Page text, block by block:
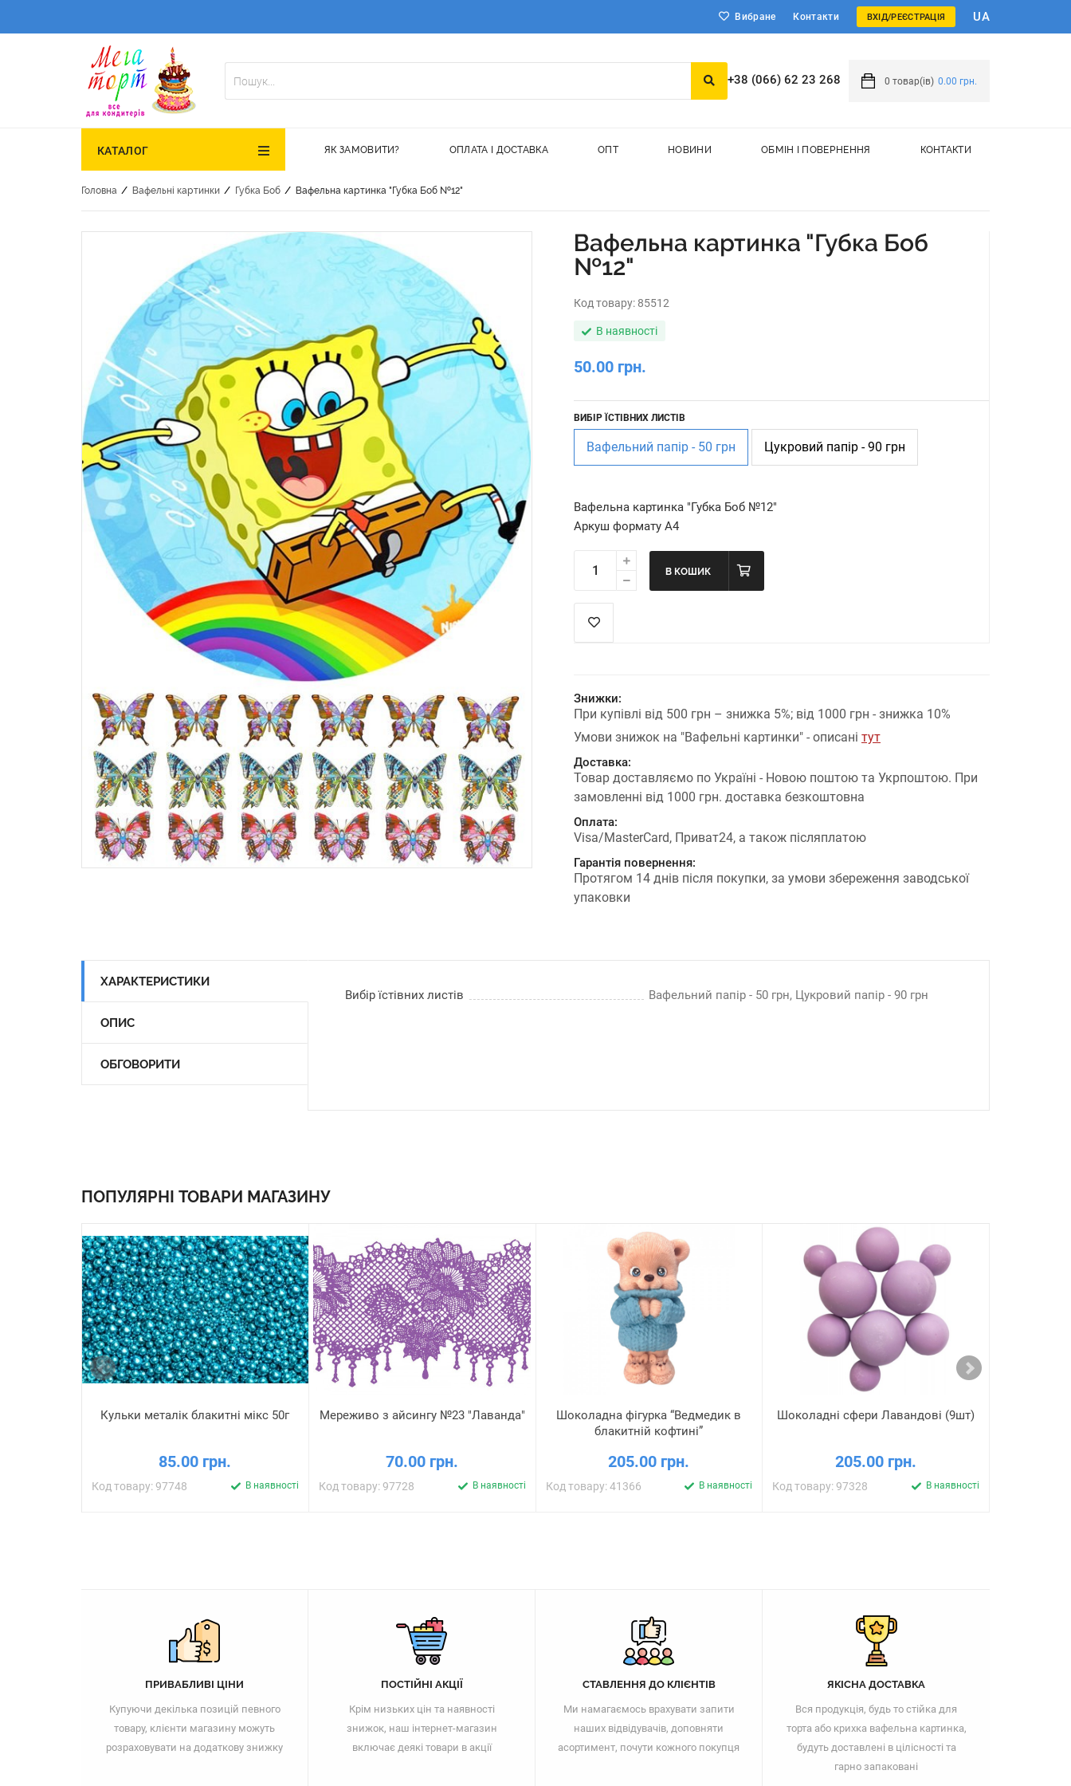
Вибране Контакти ВХІД/РЕЄСТРАЦІЯ UA
+38 (066) 62 23 268 0 товар(ів) 0.00 грн.
КАТАЛОГ ЯК ЗАМОВИТИ? ОПЛАТА І ДОСТАВКА ОПТ НОВИНИ ОБМІН І ПОВЕРНЕННЯ КОНТАКТИ
Головна / Вафельні картинки / Губка Боб / Вафельна картинка "Губка Боб №12"
Вафельна картинка "Губка Боб
№12"
Код товару: 85512
В наявності
50.00 грн.
ВИБІР ЇСТІВНИХ ЛИСТІВ
Вафельний папір - 50 грн Цукровий папір - 90 грн
Вафельна картинка "Губка Боб №12"
Аркуш формату А4
В КОШИК
Знижки:
При купівлі від 500 грн – знижка 5%; від 1000 грн - знижка 10%
Умови знижок на "Вафельні картинки" - описані тут
Доставка:
Товар доставляємо по Україні - Новою поштою та Укрпоштою. При
замовленні від 1000 грн. доставка безкоштовна
Оплата:
Visa/MasterCard, Приват24, а також післяплатою
Гарантія повернення:
Протягом 14 днів після покупки, за умови збереження заводської
упаковки
ХАРАКТЕРИСТИКИ
ОПИС
ОБГОВОРИТИ
Вибір їстівних листів Вафельний папір - 50 грн, Цукровий папір - 90 грн
ПОПУЛЯРНІ ТОВАРИ МАГАЗИНУ
Кульки металік блакитні мікс 50г
85.00 грн.
Код товару: 97748 В наявності
Мереживо з айсингу №23 "Лаванда"
70.00 грн.
Код товару: 97728 В наявності
Шоколадна фігурка “Ведмедик в
блакитній кофтині”
205.00 грн.
Код товару: 41366 В наявності
Шоколадні сфери Лавандові (9шт)
205.00 грн.
Код товару: 97328 В наявності
ПРИВАБЛИВІ ЦІНИ
Купуючи декілька позицій певного
товару, клієнти магазину можуть
розраховувати на додаткову знижку
ПОСТІЙНІ АКЦІЇ
Крім низьких цін та наявності
знижок, наш інтернет-магазин
включає деякі товари в акції
СТАВЛЕННЯ ДО КЛІЄНТІВ
Ми намагаємось врахувати запити
наших відвідувачів, доповняти
асортимент, почути кожного покупця
ЯКІСНА ДОСТАВКА
Вся продукція, будь то стійка для
торта або крихка вафельна картинка,
будуть доставлені в цілісності та
гарно запаковані